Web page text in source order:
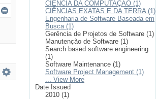
CIÊNCIA DA COMPUTAÇÃO (1)
CIÊNCIAS EXATAS E DA TERRA (1)
Engenharia de Software Baseada em
Busca (1)
Gerência de Projetos de Software (1)
Manutenção de Software (1)
Search based software engineering
(1)
Software Maintenance (1)
Software Project Management (1)
... View More
Date Issued
2010 (1)